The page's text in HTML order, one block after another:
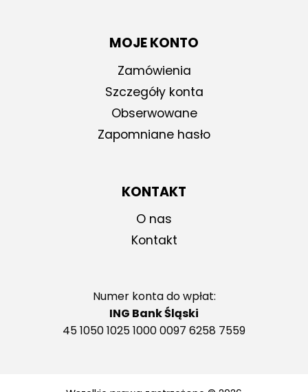
MOJE KONTO
Zamówienia
Szczegóły konta
Obserwowane
Zapomniane hasło
KONTAKT
O nas
Kontakt
Numer konta do wpłat:
ING Bank Śląski
45 1050 1025 1000 0097 6258 7559